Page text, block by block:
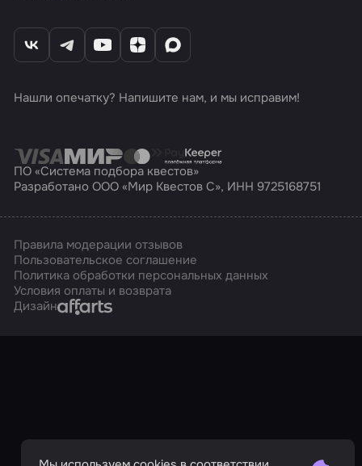
Нашли опечатку? Напишите нам, и мы исправим!
ПО «Система подбора квестов»
Разработано ООО «Мир Квестов С», ИНН 9725168751
Правила модерации отзывов
Пользовательское соглашение
Политика обработки персональных данных
Условия оплаты и возврата
ДизайнAffarts